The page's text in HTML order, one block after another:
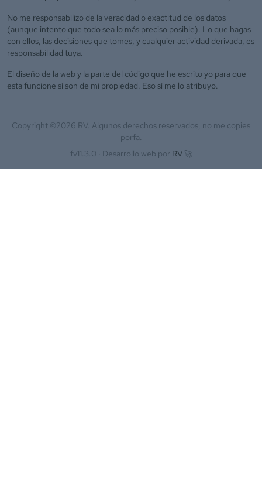
No me responsabilizo de la veracidad o exactitud de los datos
(aunque intento que todo sea lo más preciso posible). Lo que hagas
con ellos, las decisiones que tomes, y cualquier actividad derivada, es
responsabilidad tuya.
El diseño de la web y la parte del código que he escrito yo para que
esta funcione sí son de mi propiedad. Eso sí me lo atribuyo.
Copyright ©2026 RV. Algunos derechos reservados, no me copies
porfa.
fv11.3.0 · Desarrollo web por RV 🚀